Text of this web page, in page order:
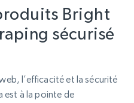
Bright
sécurisé
l’efficacité et la sécurité
est à la pointe de